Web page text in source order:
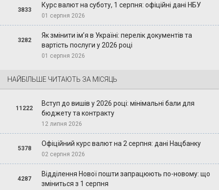
3833
Курс валют на суботу, 1 серпня: офіційні дані НБУ
01 серпня 2026
3282
Як змінити ім’я в Україні: перелік документів та
вартість послуги у 2026 році
01 серпня 2026
НАЙБІЛЬШЕ ЧИТАЮТЬ ЗА МІСЯЦЬ
11222
Вступ до вишів у 2026 році: мінімальні бали для
бюджету та контракту
12 липня 2026
5378
Офіційний курс валют на 2 серпня: дані Нацбанку
02 серпня 2026
4287
Відділення Нової пошти запрацюють по-новому: що
зміниться з 1 серпня